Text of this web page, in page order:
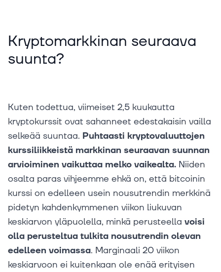
Kryptomarkkinan seuraava
suunta?
Kuten todettua, viimeiset 2,5 kuukautta
kryptokurssit ovat sahanneet edestakaisin vailla
selkeää suuntaa. Puhtaasti kryptovaluuttojen
kurssiliikkeistä markkinan seuraavan suunnan
arvioiminen vaikuttaa melko vaikealta. Niiden
osalta paras vihjeemme ehkä on, että bitcoinin
kurssi on edelleen usein nousutrendin merkkinä
pidetyn kahdenkymmenen viikon liukuvan
keskiarvon yläpuolella, minkä perusteella voisi
olla perusteltua tulkita nousutrendin olevan
edelleen voimassa. Marginaali 20 viikon
keskiarvoon ei kuitenkaan ole enää erityisen